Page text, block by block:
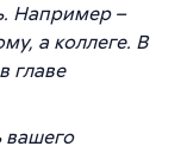
Например –
а коллеге. В
главе
вашего